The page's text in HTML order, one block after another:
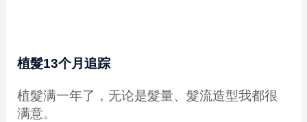
植髮13个月追踪
植髮满一年了，无论是髮量、髮流造型我都很
满意。